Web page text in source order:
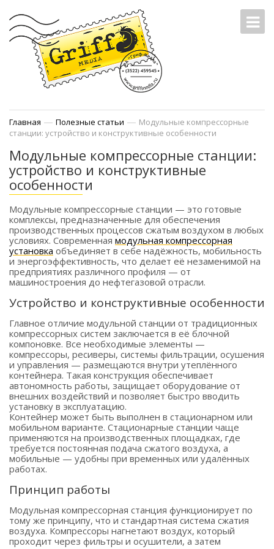
Главная — Полезные статьи — Модульные компрессорные
станции: устройство и конструктивные особенности
Модульные компрессорные станции:
устройство и конструктивные
особенности
Модульные компрессорные станции — это готовые
комплексы, предназначенные для обеспечения
производственных процессов сжатым воздухом в любых
условиях. Современная модульная компрессорная
установка объединяет в себе надёжность, мобильность
и энергоэффективность, что делает её незаменимой на
предприятиях различного профиля — от
машиностроения до нефтегазовой отрасли.
Устройство и конструктивные особенности
Главное отличие модульной станции от традиционных
компрессорных систем заключается в её блочной
компоновке. Все необходимые элементы —
компрессоры, ресиверы, системы фильтрации, осушения
и управления — размещаются внутри утеплённого
контейнера. Такая конструкция обеспечивает
автономность работы, защищает оборудование от
внешних воздействий и позволяет быстро вводить
установку в эксплуатацию.
Контейнер может быть выполнен в стационарном или
мобильном варианте. Стационарные станции чаще
применяются на производственных площадках, где
требуется постоянная подача сжатого воздуха, а
мобильные — удобны при временных или удалённых
работах.
Принцип работы
Модульная компрессорная станция функционирует по
тому же принципу, что и стандартная система сжатия
воздуха. Компрессоры нагнетают воздух, который
проходит через фильтры и осушители, а затем